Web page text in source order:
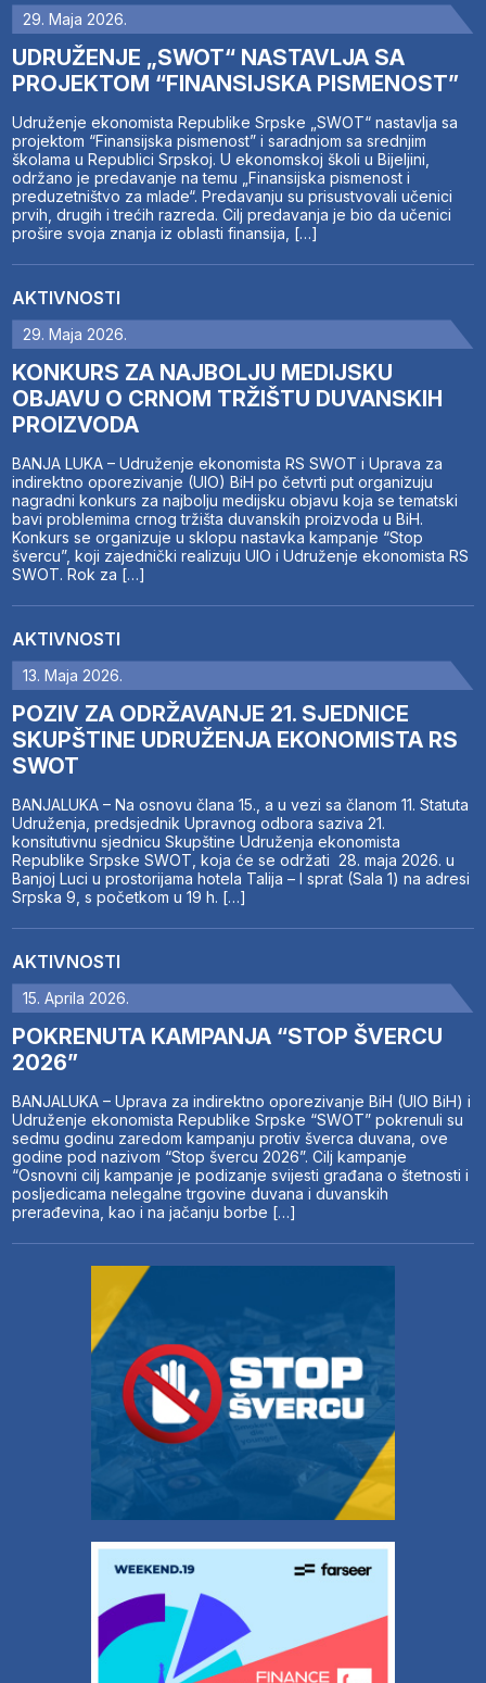
29. Maja 2026.
UDRUŽENJE „SWOT“ NASTAVLJA SA
PROJEKTOM “FINANSIJSKA PISMENOST”
Udruženje ekonomista Republike Srpske „SWOT“ nastavlja sa
projektom “Finansijska pismenost” i saradnjom sa srednjim
školama u Republici Srpskoj. U ekonomskoj školi u Bijeljini,
održano je predavanje na temu „Finansijska pismenost i
preduzetništvo za mlade“. Predavanju su prisustvovali učenici
prvih, drugih i trećih razreda. Cilj predavanja je bio da učenici
prošire svoja znanja iz oblasti finansija, […]
AKTIVNOSTI
29. Maja 2026.
KONKURS ZA NAJBOLJU MEDIJSKU
OBJAVU O CRNOM TRŽIŠTU DUVANSKIH
PROIZVODA
BANJA LUKA – Udruženje ekonomista RS SWOT i Uprava za
indirektno oporezivanje (UIO) BiH po četvrti put organizuju
nagradni konkurs za najbolju medijsku objavu koja se tematski
bavi problemima crnog tržišta duvanskih proizvoda u BiH.
Konkurs se organizuje u sklopu nastavka kampanje “Stop
švercu”, koji zajednički realizuju UIO i Udruženje ekonomista RS
SWOT. Rok za […]
AKTIVNOSTI
13. Maja 2026.
POZIV ZA ODRŽAVANJE 21. SJEDNICE
SKUPŠTINE UDRUŽENJA EKONOMISTA RS
SWOT
BANJALUKA – Na osnovu člana 15., a u vezi sa članom 11. Statuta
Udruženja, predsjednik Upravnog odbora saziva 21.
konsitutivnu sjednicu Skupštine Udruženja ekonomista
Republike Srpske SWOT, koja će se održati 28. maja 2026. u
Banjoj Luci u prostorijama hotela Talija – I sprat (Sala 1) na adresi
Srpska 9, s početkom u 19 h. […]
AKTIVNOSTI
15. Aprila 2026.
POKRENUTA KAMPANJA “STOP ŠVERCU
2026”
BANJALUKA – Uprava za indirektno oporezivanje BiH (UIO BiH) i
Udruženje ekonomista Republike Srpske “SWOT” pokrenuli su
sedmu godinu zaredom kampanju protiv šverca duvana, ove
godine pod nazivom “Stop švercu 2026”. Cilj kampanje
“Osnovni cilj kampanje je podizanje svijesti građana o štetnosti i
posljedicama nelegalne trgovine duvana i duvanskih
prerađevina, kao i na jačanju borbe […]